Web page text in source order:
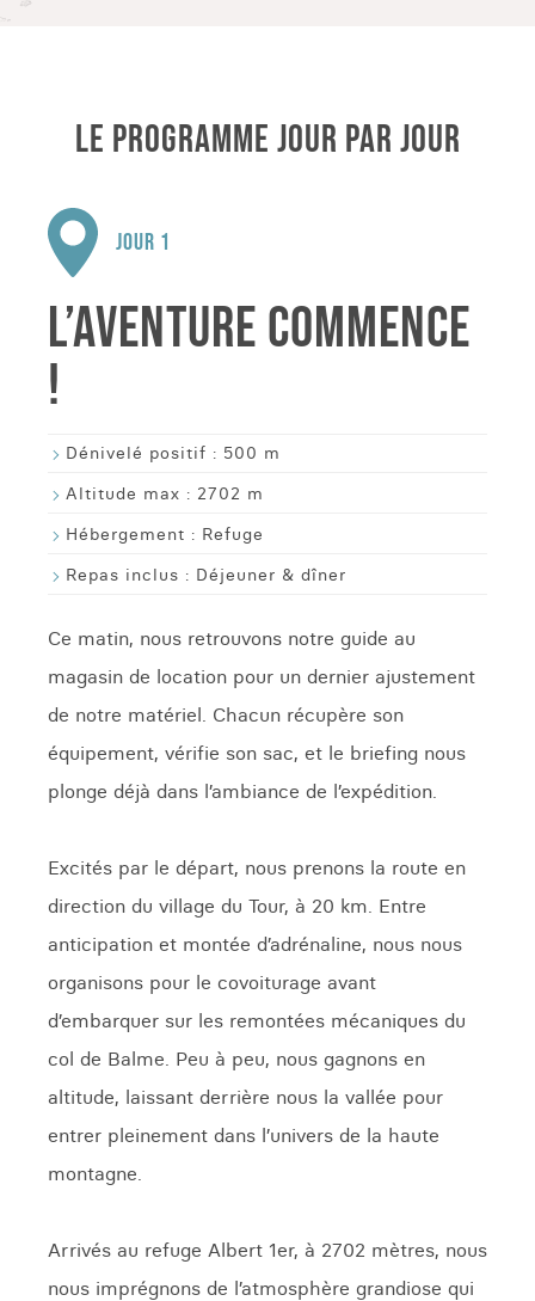
LE PROGRAMME JOUR PAR JOUR
JOUR 1
L’AVENTURE COMMENCE
!
Dénivelé positif : 500 m
Altitude max : 2702 m
Hébergement : Refuge
Repas inclus : Déjeuner & dîner
Ce matin, nous retrouvons notre guide au
magasin de location pour un dernier ajustement
de notre matériel. Chacun récupère son
équipement, vérifie son sac, et le briefing nous
plonge déjà dans l’ambiance de l’expédition.
Excités par le départ, nous prenons la route en
direction du village du Tour, à 20 km. Entre
anticipation et montée d’adrénaline, nous nous
organisons pour le covoiturage avant
d’embarquer sur les remontées mécaniques du
col de Balme. Peu à peu, nous gagnons en
altitude, laissant derrière nous la vallée pour
entrer pleinement dans l’univers de la haute
montagne.
Arrivés au refuge Albert 1er, à 2702 mètres, nous
nous imprégnons de l’atmosphère grandiose qui